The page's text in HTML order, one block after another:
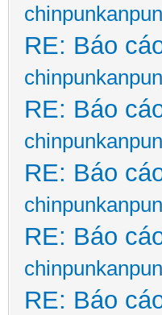
chinpunkanpun
RE: Báo
chinpunkanpun
RE: Báo
chinpunkanpun
RE: Báo
chinpunkanpun
RE: Báo
chinpunkanpun
RE: Báo